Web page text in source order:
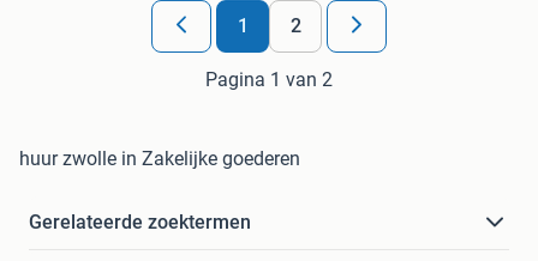
1 2
Pagina 1 van 2
huur zwolle in Zakelijke goederen
Gerelateerde zoektermen